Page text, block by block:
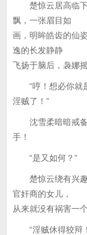
楚惊云居高临下
飘，一张眉目如
画，明眸皓齿的仙
逸的长发静静
飞扬于脑后，袅娜
“哼！想必你就是
淫贼了！”
沈雪柔暗暗戒备
手！
“是又如何？”
楚惊云绕有兴趣
官奸商的女儿，
从来就没有祸害一
“淫贼休得狡辩